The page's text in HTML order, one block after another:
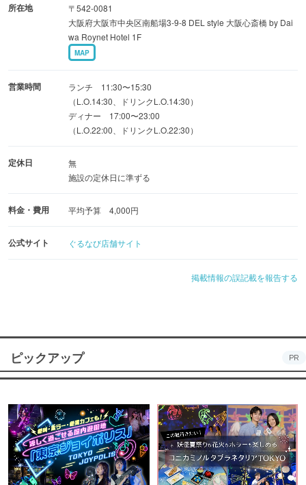
貸切予約は予算要相談、お気軽に店舗までお問い合わせ
◆記念日にぴったりのアニバーサリーコース
す！
落ち着いた店内でごゆっくりとお過ごしくださいませ。
所在地
〒542-0081
大阪府大阪市中央区南船場3-9-8 DEL style 大阪心斎橋 by Dai
wa Roynet Hotel 1F
MAP
営業時間
ランチ 11:30〜15:30
（L.O.14:30、ドリンクL.O.14:30）
ディナー 17:00〜23:00
（L.O.22:00、ドリンクL.O.22:30）
定休日
無
施設の定休日に準ずる
料金・費用 平均予算 4,000円
公式サイト ぐるなび店舗サイト
掲載情報の誤記載を報告する
ピックアップ PR